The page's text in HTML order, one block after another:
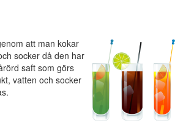
att man kokar
socker då den har
saft som görs
vatten och socker